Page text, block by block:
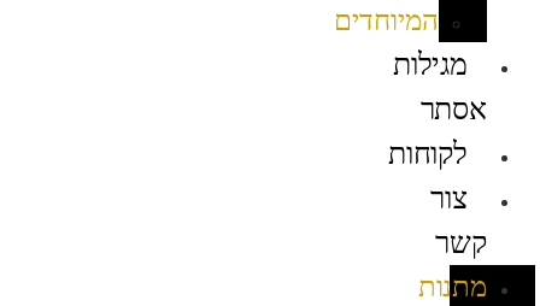
המיוחדים
מגילות
אסתר
לקוחות
צור
קשר
מתנות